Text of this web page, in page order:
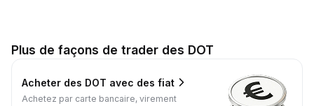
Plus de façons de trader des DOT
Acheter des DOT avec des fiat
Achetez par carte bancaire, virement